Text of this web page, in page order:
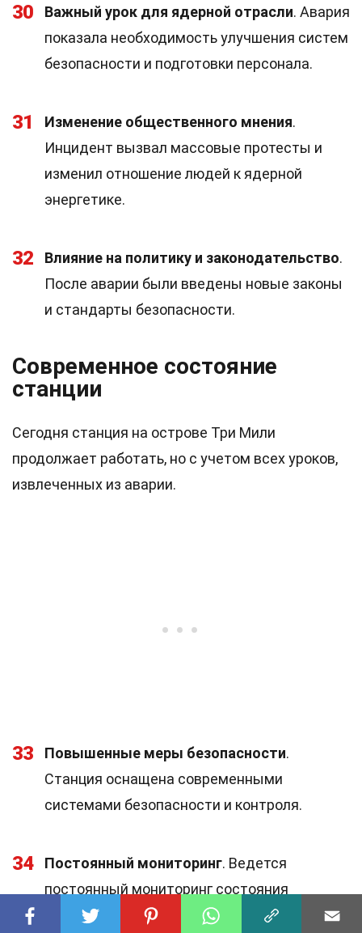
30 Важный урок для ядерной отрасли. Авария
показала необходимость улучшения систем
безопасности и подготовки персонала.
31 Изменение общественного мнения.
Инцидент вызвал массовые протесты и
изменил отношение людей к ядерной
энергетике.
32 Влияние на политику и законодательство.
После аварии были введены новые законы
и стандарты безопасности.
Современное состояние
станции
Сегодня станция на острове Три Мили
продолжает работать, но с учетом всех уроков,
извлеченных из аварии.
33 Повышенные меры безопасности.
Станция оснащена современными
системами безопасности и контроля.
34 Постоянный мониторинг. Ведется
постоянный мониторинг состояния
реактора и окружающей среды.